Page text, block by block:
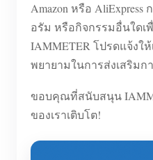
Amazon หรือ
อรัม หรือกิจกรรมอื่นใดเ
IAMMETER โปรดแจ้งใ
พยายามในการส่งเสริม
ขอบคุณที่สนับสนุน
ของเราเติบโต!